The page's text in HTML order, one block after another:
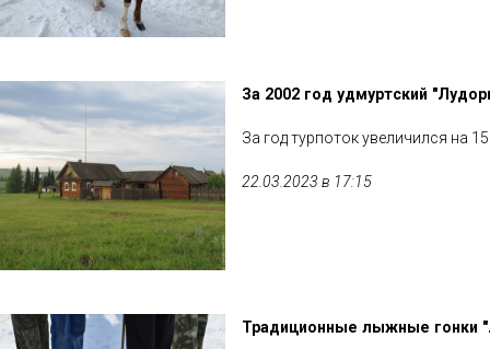
За 2002 год удмуртский
За год турпоток увеличился на
22.03.2023 в 17:15
Традиционные лыжные гонки